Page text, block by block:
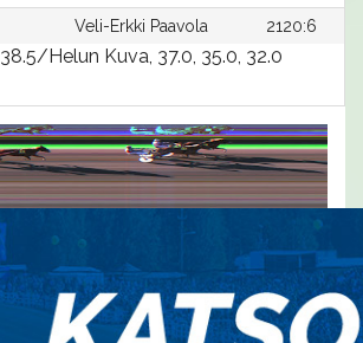
Veli-Erkki Paavola 2120:6
38.5/Helun Kuva, 37.0, 35.0, 32.0